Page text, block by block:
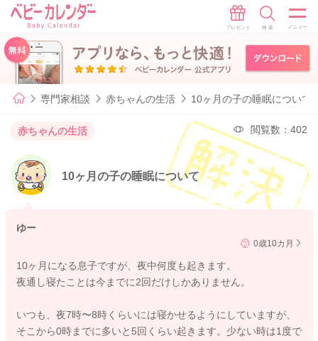
専門家相談 赤ちゃんの生活 10ヶ月の子の睡眠について
赤ちゃんの生活 閲覧数：402
10ヶ月の子の睡眠について
ゆー
0歳10カ月
10ヶ月になる息子ですが、夜中何度も起きます。
夜通し寝たことは今までに2回だけしかありません。
いつも、夜7時〜8時くらいには寝かせるようにしていますが、
そこから0時までに多いと5回くらい起きます。少ない時は1度で